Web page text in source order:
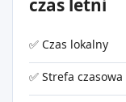
czas letni
✅ Czas lokalny
✅ Strefa czasowa